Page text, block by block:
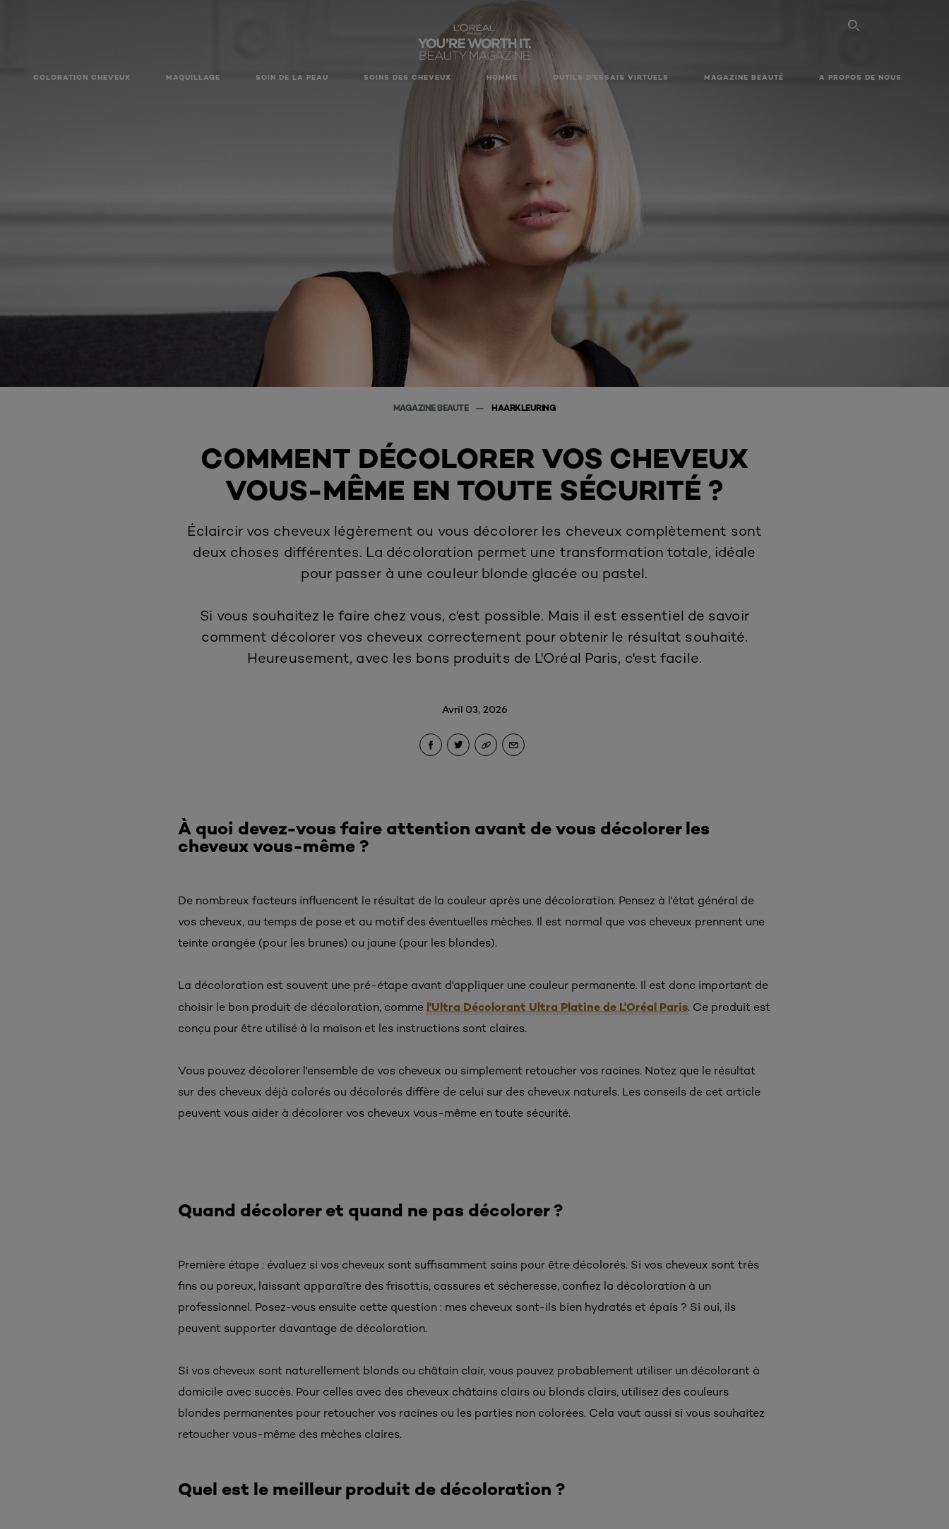
COLORATION CHEVEUX MAQUILLAGE SOIN DE LA PEAU SOINS DES CHEVEUX HOMME OUTILS D’ESSAIS VIRTUELS MAGAZINE BEAUTÉ A PROPOS DE NOUS
MAGAZINE BEAUTE HAARKLEURING
COMMENT DÉCOLORER VOS CHEVEUX
VOUS-MÊME EN TOUTE SÉCURITÉ ?
Éclaircir vos cheveux légèrement ou vous décolorer les cheveux complètement sont
deux choses différentes. La décoloration permet une transformation totale, idéale
pour passer à une couleur blonde glacée ou pastel.
Si vous souhaitez le faire chez vous, c'est possible. Mais il est essentiel de savoir
comment décolorer vos cheveux correctement pour obtenir le résultat souhaité.
Heureusement, avec les bons produits de L'Oréal Paris, c'est facile.
Avril 03, 2026
À quoi devez-vous faire attention avant de vous décolorer les
cheveux vous-même ?
De nombreux facteurs influencent le résultat de la couleur après une décoloration. Pensez à l'état général de
vos cheveux, au temps de pose et au motif des éventuelles mèches. Il est normal que vos cheveux prennent une
teinte orangée (pour les brunes) ou jaune (pour les blondes).
La décoloration est souvent une pré-étape avant d'appliquer une couleur permanente. Il est donc important de
choisir le bon produit de décoloration, comme l'Ultra Décolorant Ultra Platine de L'Oréal Paris. Ce produit est
conçu pour être utilisé à la maison et les instructions sont claires.
Vous pouvez décolorer l'ensemble de vos cheveux ou simplement retoucher vos racines. Notez que le résultat
sur des cheveux déjà colorés ou décolorés diffère de celui sur des cheveux naturels. Les conseils de cet article
peuvent vous aider à décolorer vos cheveux vous-même en toute sécurité.
Quand décolorer et quand ne pas décolorer ?
Première étape : évaluez si vos cheveux sont suffisamment sains pour être décolorés. Si vos cheveux sont très
fins ou poreux, laissant apparaître des frisottis, cassures et sécheresse, confiez la décoloration à un
professionnel. Posez-vous ensuite cette question : mes cheveux sont-ils bien hydratés et épais ? Si oui, ils
peuvent supporter davantage de décoloration.
Si vos cheveux sont naturellement blonds ou châtain clair, vous pouvez probablement utiliser un décolorant à
domicile avec succès. Pour celles avec des cheveux châtains clairs ou blonds clairs, utilisez des couleurs
blondes permanentes pour retoucher vos racines ou les parties non colorées. Cela vaut aussi si vous souhaitez
retoucher vous-même des mèches claires.
Quel est le meilleur produit de décoloration ?